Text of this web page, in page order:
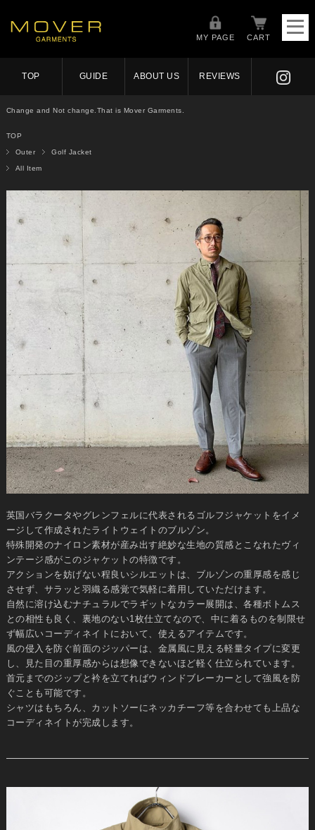
MY PAGE CART
TOP GUIDE ABOUT US REVIEWS
Change and Not change.That is Mover Garments.
TOP
Outer Golf Jacket
All Item
英国バラクータやグレンフェルに代表されるゴルフジャケットをイメ
ージして作成されたライトウェイトのブルゾン。
特殊開発のナイロン素材が産み出す絶妙な生地の質感とこなれたヴィ
ンテージ感がこのジャケットの特徴です。
アクションを妨げない程良いシルエットは、ブルゾンの重厚感を感じ
させず、サラッと羽織る感覚で気軽に着用していただけます。
自然に溶け込むナチュラルでラギットなカラー展開は、各種ボトムス
との相性も良く、裏地のない1枚仕立てなので、中に着るものを制限せ
ず幅広いコーディネイトにおいて、使えるアイテムです。
風の侵入を防ぐ前面のジッパーは、金属風に見える軽量タイプに変更
し、見た目の重厚感からは想像できないほど軽く仕立られています。
首元までのジップと衿を立てればウィンドブレーカーとして強風を防
ぐことも可能です。
シャツはもちろん、カットソーにネッカチーフ等を合わせても上品な
コーディネイトが完成します。